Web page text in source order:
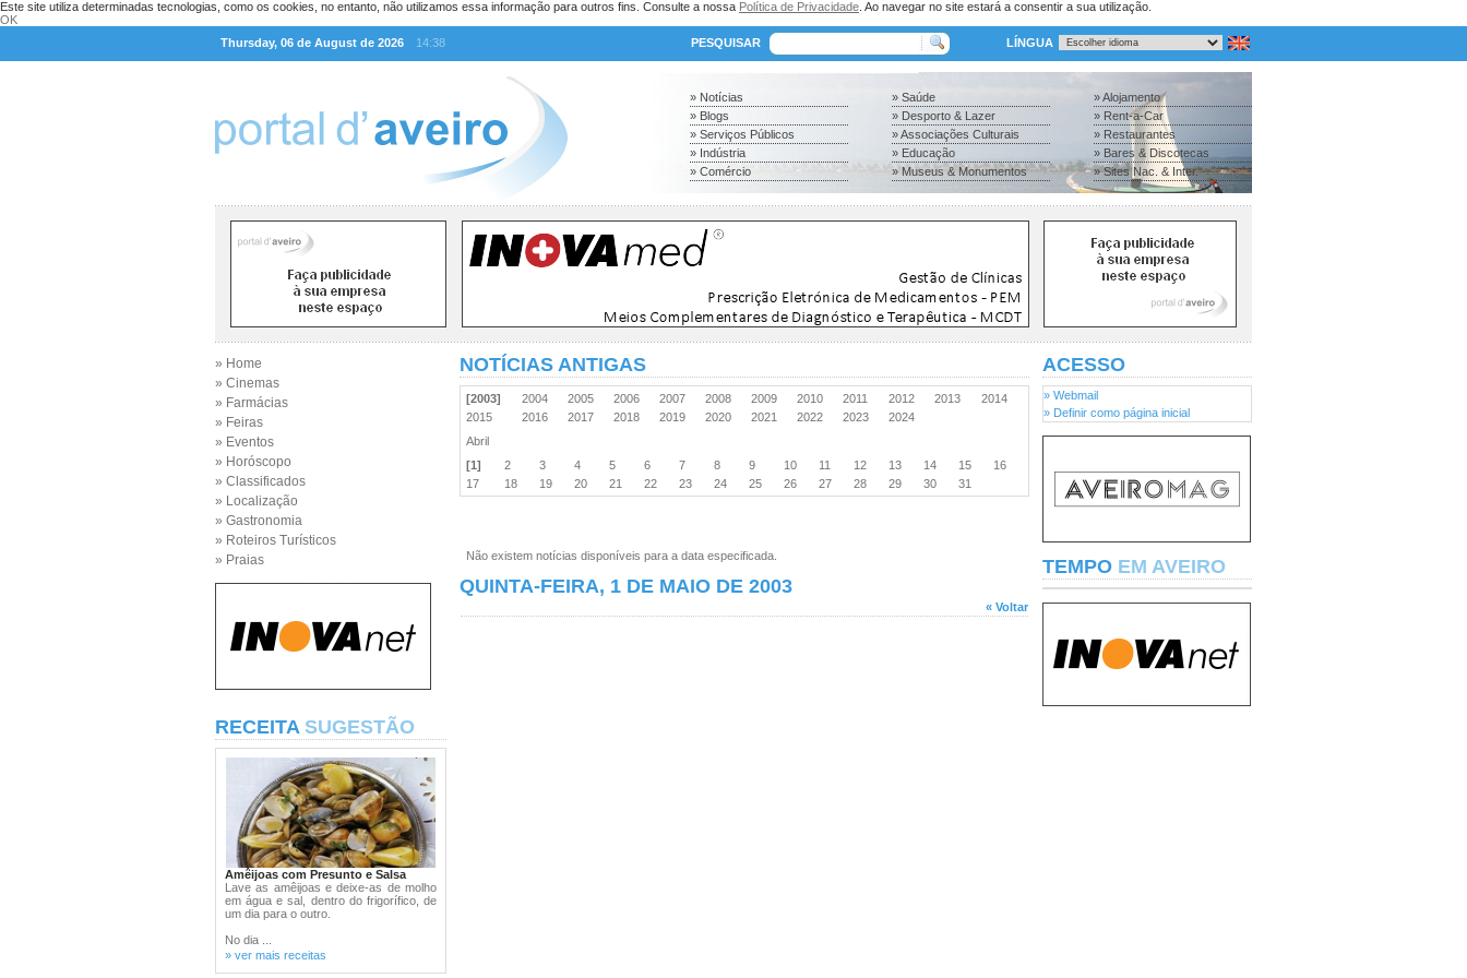
Este site utiliza determinadas tecnologias, como os cookies, no entanto, não utilizamos essa informação para outros fins. Consulte a nossa Política de Privacidade . Ao navegar no site estará a consentir a sua utilização.
OK
Thursday, 06 de August de 2026
14:38 PESQUISAR LÍNGUA
» Notícias
» Blogs
» Serviços Públicos
» Indústria
» Comércio
» Saúde
» Desporto & Lazer
» Associações Culturais
» Educação
» Museus & Monumentos
» Alojamento
» Rent-a-Car
» Restaurantes
» Bares & Discotecas
» Sites Nac. & Inter.
» Home
» Cinemas
» Farmácias
» Feiras
» Eventos
» Horóscopo
» Classificados
» Localização
» Gastronomia
» Roteiros Turísticos
» Praias
RECEITA SUGESTÃO
Amêijoas com Presunto e Salsa
Lave as amêijoas e deixe-as de molho
em água e sal, dentro do frigorífico, de
um dia para o outro.
No dia ...
» ver mais receitas
NOTÍCIAS ANTIGAS
[2003] 2004 2005 2006 2007 2008 2009 2010 2011 2012 2013
2014
2015
2016 2017 2018 2019 2020 2021 2022 2023
2024
Abril
[1]
2 3 4 5 6 7 8 9 10 11 12 13 14 15
16
17
18 19 20 21 22 23 24 25 26 27 28 29 30 31
Não existem notícias disponíveis para a data especificada.
QUINTA-FEIRA, 1 DE MAIO DE 2003
« Voltar
ACESSO
» Webmail
» Definir como página inicial
TEMPO EM AVEIRO